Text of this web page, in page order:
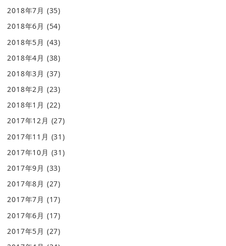
2018年7月 (35)
2018年6月 (54)
2018年5月 (43)
2018年4月 (38)
2018年3月 (37)
2018年2月 (23)
2018年1月 (22)
2017年12月 (27)
2017年11月 (31)
2017年10月 (31)
2017年9月 (33)
2017年8月 (27)
2017年7月 (17)
2017年6月 (17)
2017年5月 (27)